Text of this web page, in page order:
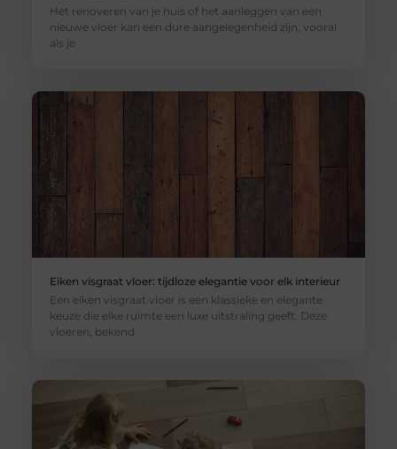
Het renoveren van je huis of het aanleggen van een
nieuwe vloer kan een dure aangelegenheid zijn, vooral
als je
Eiken visgraat vloer: tijdloze elegantie voor elk interieur
Een eiken visgraat vloer is een klassieke en elegante
keuze die elke ruimte een luxe uitstraling geeft. Deze
vloeren, bekend